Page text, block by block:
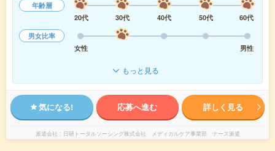
年齢層
20代
30代 40代 50代
60代
男女比率
女性
男性
もっと見る
気になる! 応募へ進む 詳しく見る
派遣会社 日研トータルソーシング株式会社 メディカルケア事業部 ナース派遣